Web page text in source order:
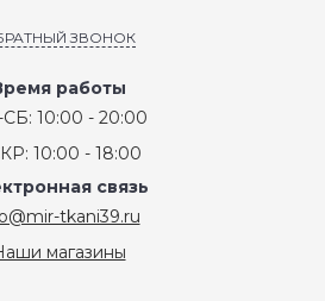
ЗВОНОК
работы
10:00 - 20:00
10:00 - 18:00
связь
tkani39.ru
магазины